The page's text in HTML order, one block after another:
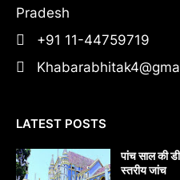
Pradesh
+91 11-44759719
LATEST POSTS
पांच साल की
स्तरीय जांच